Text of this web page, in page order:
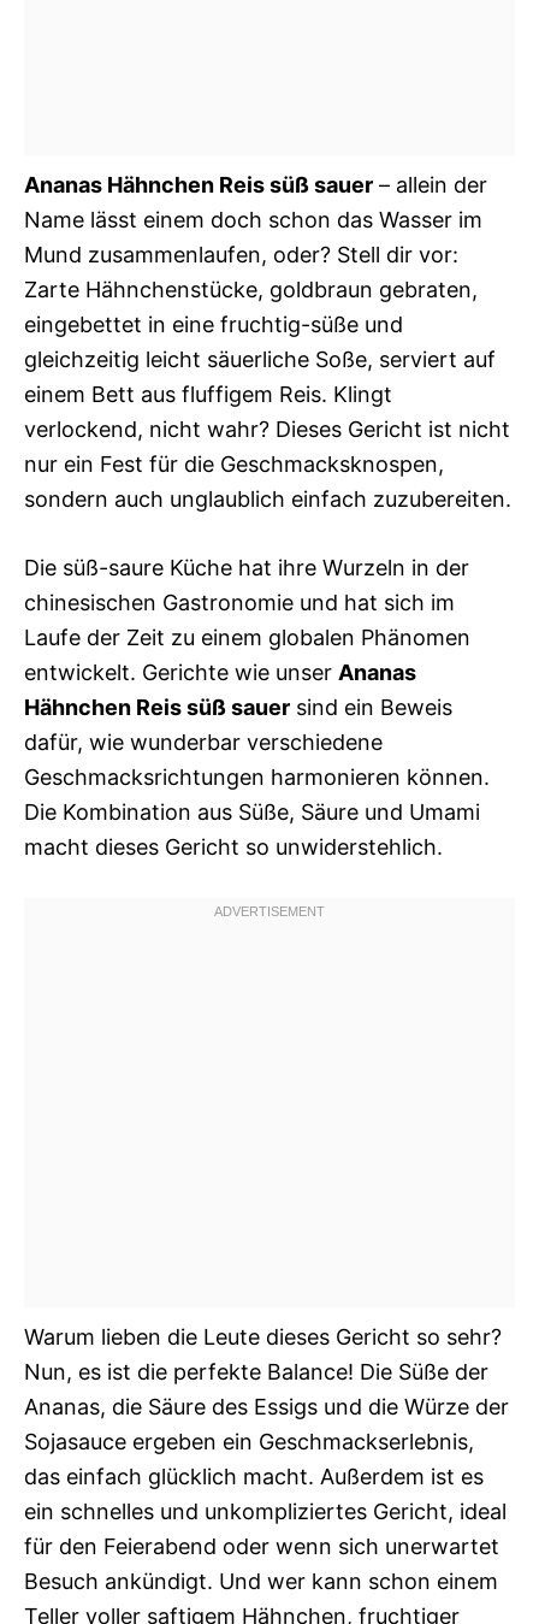
Ananas Hähnchen Reis süß sauer – allein der
Name lässt einem doch schon das Wasser im
Mund zusammenlaufen, oder? Stell dir vor:
Zarte Hähnchenstücke, goldbraun gebraten,
eingebettet in eine fruchtig-süße und
gleichzeitig leicht säuerliche Soße, serviert auf
einem Bett aus fluffigem Reis. Klingt
verlockend, nicht wahr? Dieses Gericht ist nicht
nur ein Fest für die Geschmacksknospen,
sondern auch unglaublich einfach zuzubereiten.
Die süß-saure Küche hat ihre Wurzeln in der
chinesischen Gastronomie und hat sich im
Laufe der Zeit zu einem globalen Phänomen
entwickelt. Gerichte wie unser Ananas
Hähnchen Reis süß sauer sind ein Beweis
dafür, wie wunderbar verschiedene
Geschmacksrichtungen harmonieren können.
Die Kombination aus Süße, Säure und Umami
macht dieses Gericht so unwiderstehlich.
Warum lieben die Leute dieses Gericht so sehr?
Nun, es ist die perfekte Balance! Die Süße der
Ananas, die Säure des Essigs und die Würze der
Sojasauce ergeben ein Geschmackserlebnis,
das einfach glücklich macht. Außerdem ist es
ein schnelles und unkompliziertes Gericht, ideal
für den Feierabend oder wenn sich unerwartet
Besuch ankündigt. Und wer kann schon einem
Teller voller saftigem Hähnchen, fruchtiger